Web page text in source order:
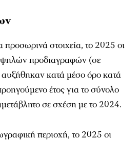
στοιχεία, το 2025 οι
προδιαγραφών (σε
κατά μέσο όρο κατά
έτος για το σύνολο
σε σχέση με το 2024.
περιοχή, το 2025 οι